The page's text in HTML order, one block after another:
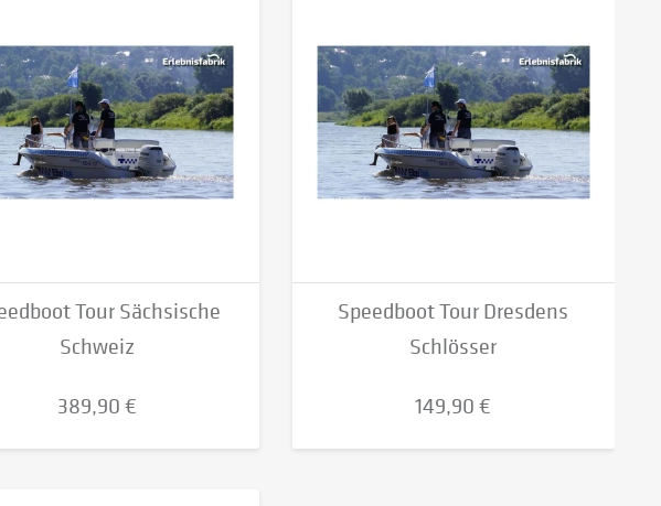
Tour Sächsische
Schweiz
389,90 €
Speedboot Tour Dresdens
Schlösser
149,90 €